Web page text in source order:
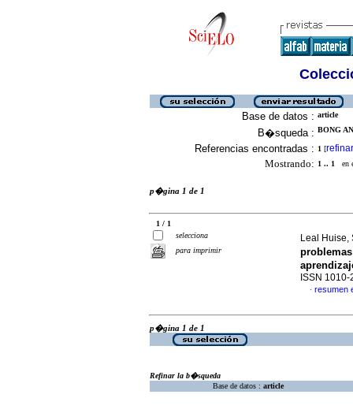
Base de datos : article
B�squeda : BONG
Referencias encontradas : 1 [refinar
Mostrando: 1 .. 1 en
p�gina 1 de 1
1 / 1
selecciona
para imprimir
Leal
ISSN 1010-
· resumen
p�gina 1 de 1
Refinar la b�squeda
Base de datos : article